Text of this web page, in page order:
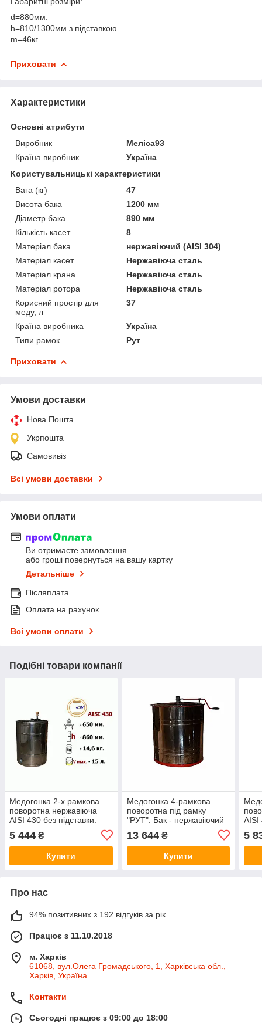
d=880мм.
h=810/1300мм з підставкою.
m=46кг.
Приховати
Характеристики
Основні атрибути
Виробник
Меліса93
Країна виробник
Україна
Користувальницькі характеристики
Вага (кг)
47
Висота бака
1200 мм
Діаметр бака
890 мм
Кількість касет
8
Матеріал бака
нержавіючий (AISI 304)
Матеріал касет
Нержавіюча сталь
Матеріал крана
Нержавіюча сталь
Матеріал ротора
Нержавіюча сталь
Корисний простір для
меду, л
37
Країна виробника
Україна
Типи рамок
Рут
Приховати
Умови доставки
Нова Пошта
Укрпошта
Самовивіз
Всі умови доставки
Умови оплати
Ви отримаєте замовлення
або гроші повернуться на вашу картку
Детальніше
Післяплата
Оплата на рахунок
Всі умови оплати
Подібні товари компанії
Медогонка 2-х рамкова
поворотна нержавіюча
AISI 430 без підставки.
5 444 ₴
Купити
Медогонка 4-рамкова
поворотна під рамку
"РУТ". Бак - нержавіючий
(AISI 304); ротор, касети
зварені - нержавіючі; кран
- пластик. Ø
13 644₴
Купити
AISI
5
Про нас
94% позитивних з 192 відгуків за рік
Працює з 11.10.2018
м. Харків
61068, вул.Олега Громадського, 1, Харківська обл.,
Харків, Україна
Контакти
Сьогодні працює з 09:00 до 18:00